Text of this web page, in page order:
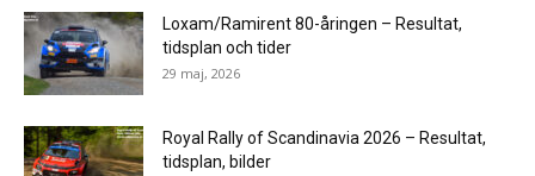
Loxam/Ramirent 80-åringen – Resultat,
tidsplan och tider
29 maj, 2026
Royal Rally of Scandinavia 2026 – Resultat,
tidsplan, bilder